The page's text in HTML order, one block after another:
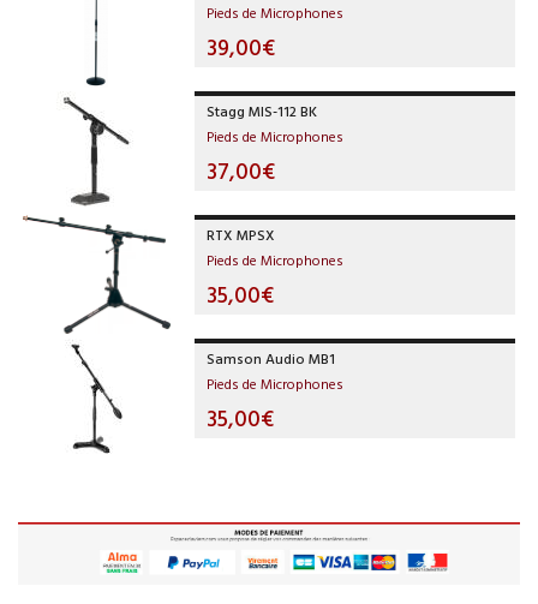
Pieds de Microphones
39,00€
Stagg MIS-112 BK
Pieds de Microphones
37,00€
RTX MPSX
Pieds de Microphones
35,00€
Samson Audio MB1
Pieds de Microphones
35,00€